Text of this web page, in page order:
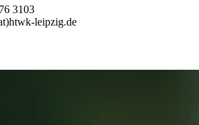
3103
leipzig.de